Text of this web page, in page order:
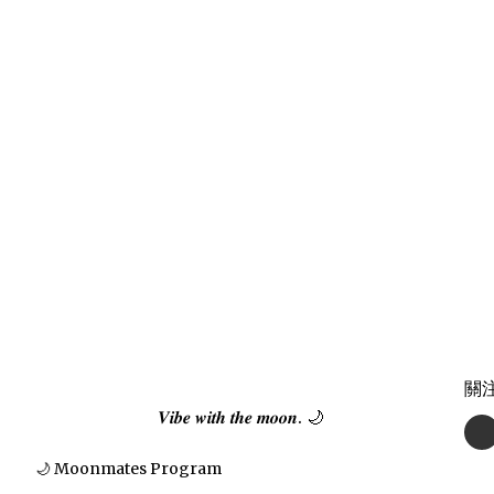
𝑽𝒊𝒃𝒆 𝒘𝒊𝒕𝒉 𝒕𝒉𝒆 𝒎𝒐𝒐𝒏. 🌙
🌙 Moonmates Program
關